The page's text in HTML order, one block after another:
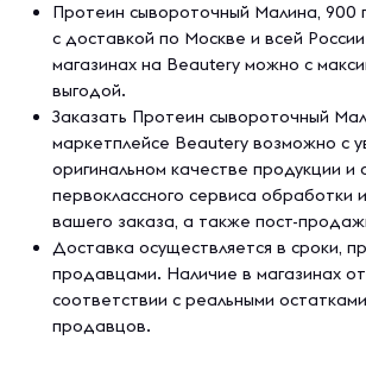
Протеин сывороточный Малина, 900
с доставкой по Москве и всей
магазинах на Beautery можно с
выгодой.
Заказать Протеин сывороточный
маркетплейсе Beautery возможно с
оригинальном качестве продукции
первоклассного сервиса обработки
вашего заказа, а также пост-
Доставка осуществляется в сроки,
продавцами. Наличие в магазинах
соответствии с реальными
продавцов.